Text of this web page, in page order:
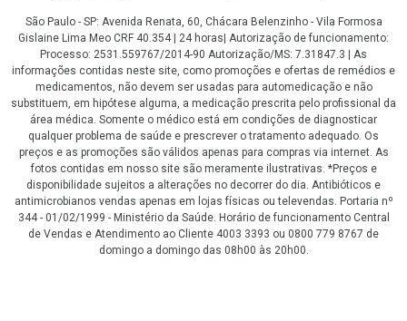
São Paulo - SP: Avenida Renata, 60, Chácara Belenzinho - Vila Formosa
Gislaine Lima Meo CRF 40.354 | 24 horas| Autorização de funcionamento:
Processo: 2531.559767/2014-90 Autorização/MS: 7.31847.3 | As
informações contidas neste site, como promoções e ofertas de remédios e
medicamentos, não devem ser usadas para automedicação e não
substituem, em hipótese alguma, a medicação prescrita pelo profissional da
área médica. Somente o médico está em condições de diagnosticar
qualquer problema de saúde e prescrever o tratamento adequado. Os
preços e as promoções são válidos apenas para compras via internet. As
fotos contidas em nosso site são meramente ilustrativas. *Preços e
disponibilidade sujeitos a alterações no decorrer do dia. Antibióticos e
antimicrobianos vendas apenas em lojas físicas ou televendas. Portaria nº
344 - 01/02/1999 - Ministério da Saúde. Horário de funcionamento Central
de Vendas e Atendimento ao Cliente 4003 3393 ou 0800 779 8767 de
domingo a domingo das 08h00 às 20h00.